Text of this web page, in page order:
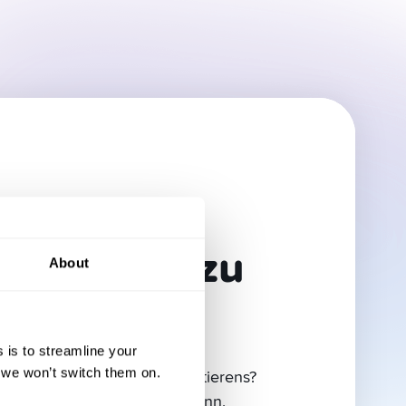
About
is to streamline your
won’t switch them on.
zu
#2
Trading kannst du alle Produkte
Kryptos zu
in die Welt des Investierens?
es einschüchternd sein kann,